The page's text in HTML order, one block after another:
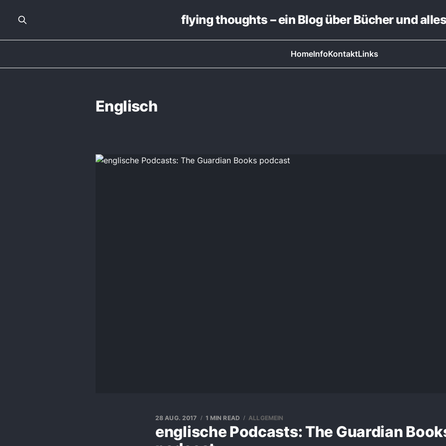
flying thoughts – ein Blog über Bücher und
HomeInfoKontaktLinks
Englisch
englische Podcasts: The Guardian
28 AUG. 2017 1 MIN READ ALLGEMEIN